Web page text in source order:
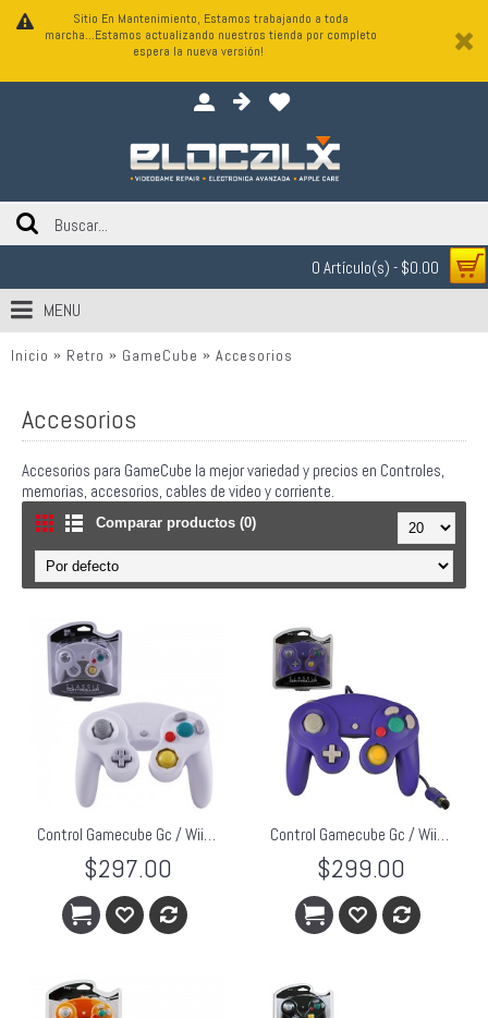
Sitio En Mantenimiento, Estamos trabajando a toda
marcha...Estamos actualizando nuestros tienda por completo
espera la nueva versión!
0 Artículo(s) - $0.00
MENU
Inicio Retro GameCube Accesorios
Accesorios
Accesorios para GameCube la mejor variedad y precios en Controles,
memorias, accesorios, cables de video y corriente.
Comparar productos (0)
Control Gamecube Gc / Wii TTX Blanco
$297.00
Control Gamecube Gc / Wii TTX Indigo
$299.00